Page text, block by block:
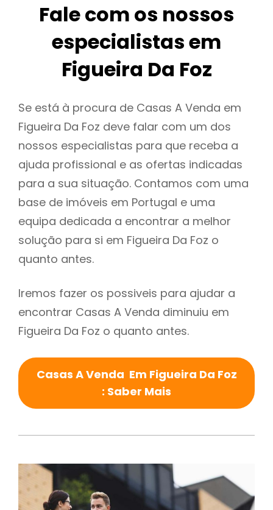
Fale com os nossos
especialistas em
Figueira Da Foz
Se está à procura de Casas A Venda em
Figueira Da Foz deve falar com um dos
nossos especialistas para que receba a
ajuda profissional e as ofertas indicadas
para a sua situação. Contamos com uma
base de imóveis em Portugal e uma
equipa dedicada a encontrar a melhor
solução para si em Figueira Da Foz o
quanto antes.
Iremos fazer os possiveis para ajudar a
encontrar Casas A Venda diminuiu em
Figueira Da Foz o quanto antes.
Casas A Venda Em Figueira Da Foz
: Saber Mais